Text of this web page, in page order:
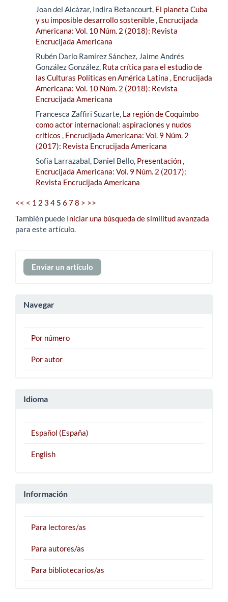
Joan del Alcàzar, Indira Betancourt, El planeta Cuba
y su imposible desarrollo sostenible, Encrucijada
Americana: Vol. 10 Núm. 2 (2018): Revista
Encrucijada Americana
Rubén Darío Ramírez Sánchez, Jaime Andrés
González González, Ruta crítica para el estudio de
las Culturas Políticas en América Latina , Encrucijada
Americana: Vol. 10 Núm. 2 (2018): Revista
Encrucijada Americana
Francesca Zaffiri Suzarte, La región de Coquimbo
como actor internacional: aspiraciones y nudos
críticos , Encrucijada Americana: Vol. 9 Núm. 2
(2017): Revista Encrucijada Americana
Sofía Larrazabal, Daniel Bello, Presentación,
Encrucijada Americana: Vol. 9 Núm. 2 (2017):
Revista Encrucijada Americana
<< < 1 2 3 45 6 78 > >>
También puede Iniciar una búsqueda de similitud avanzada
para este artículo.
Enviar
un
Enviar un artículo
Navegar
Por número
Por autor
Idioma
Español (España)
English
Información
Para lectores/as
Para autores/as
Para bibliotecarios/as